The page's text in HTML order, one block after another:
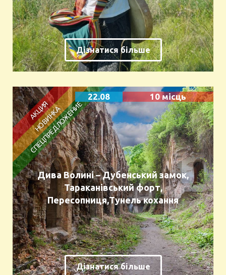
Дізнатися більше
22.08 10 місць
Дива Волині – Дубенський замок,
Тараканівський форт,
Пересопниця,Тунель кохання
Дізнатися більше